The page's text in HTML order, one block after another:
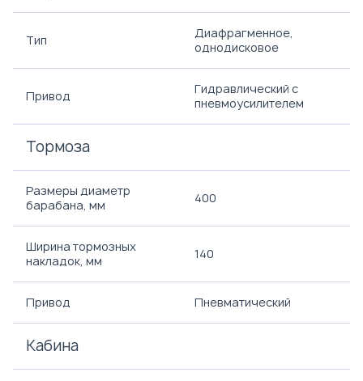
Тип
Диафрагменное,
однодисковое
Привод
Гидравлический с
пневмоусилителем
Тормоза
Размеры диаметр
барабана, мм
400
Ширина тормозных
накладок, мм
140
Привод Пневматический
Кабина